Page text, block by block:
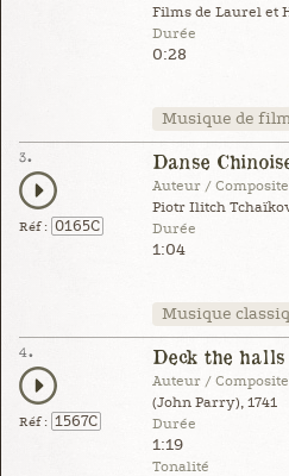
Films de Laurel et
Durée
0:28
Musique de
3.
Réf : 0165C
Danse
Auteur /
Piotr Ilitch
Durée
1:04
Musique
4.
Réf : 1567C
Deck the halls
Auteur /
(John Parry), 1741
Durée
1:19
Tonalité